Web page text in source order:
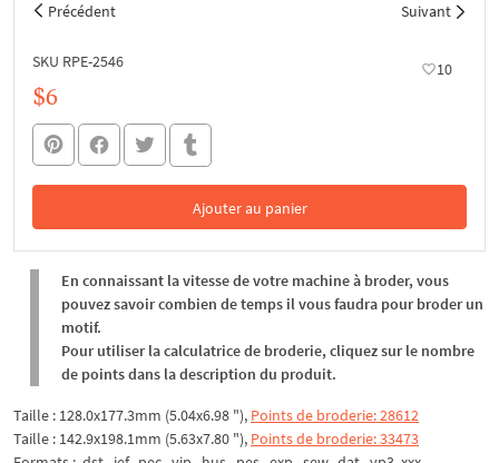
Précédent Suivant
SKU RPE-2546 10
$6
Ajouter au panier
Dans le panier
En connaissant la vitesse de votre machine à broder, vous
pouvez savoir combien de temps il vous faudra pour broder un
motif.
Pour utiliser la calculatrice de broderie, cliquez sur le nombre
de points dans la description du produit.
Taille : 128.0x177.3mm (5.04x6.98 "), Points de broderie: 28612
Taille : 142.9x198.1mm (5.63x7.80 "), Points de broderie: 33473